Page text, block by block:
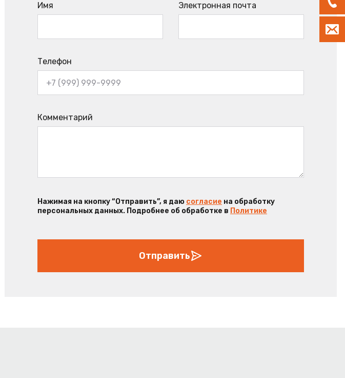
Имя Электронная почта
Телефон
Комментарий
Нажимая на кнопку “Отправить”, я даю согласие на обработку
персональных данных. Подробнее об обработке в Политике
Отправить